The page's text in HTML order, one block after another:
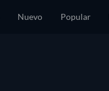
Nuevo Popular